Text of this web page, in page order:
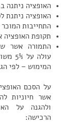
האופציה ניתנה
האופציה ניתנת
התחייבות
תקופת האופציה איננה
התמורה אשר
המימוש – לפי
על הסכם
אשר חיוניות
ולהגנה על
הרכישה: